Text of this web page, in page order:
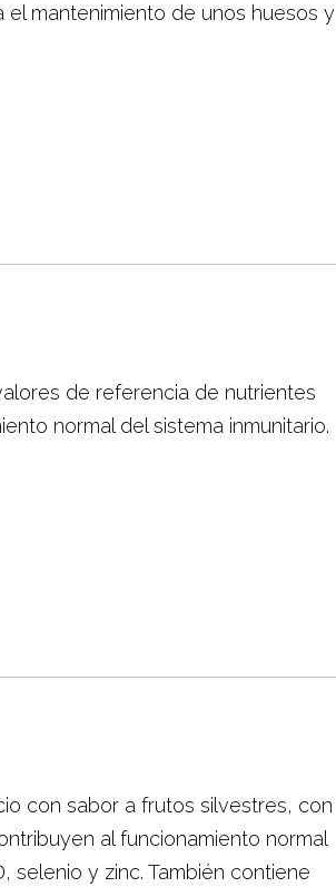
mantenimiento de unos huesos y
de referencia de nutrientes
normal del sistema inmunitario.
con sabor a frutos silvestres, con
al funcionamiento normal
selenio y zinc. También contiene